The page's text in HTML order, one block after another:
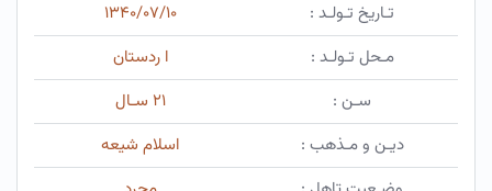
تـاریخ تـولـد :
۱۳۴۰/۰۷/۱۰
مـحل تـولـد :
ا ردستان
سـن :
۲۱ سـال
دیـن و مـذهب :
اسلام شیعه